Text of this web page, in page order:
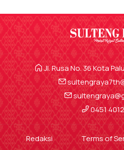
Jl. Rusa No. 36 Kota
0451
Redaksi Terms of